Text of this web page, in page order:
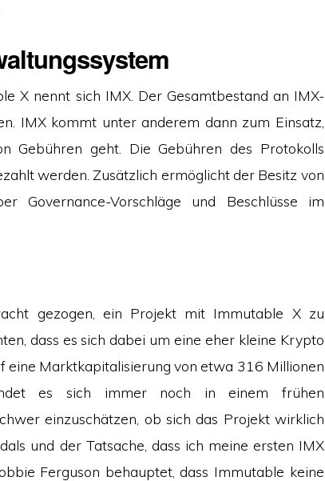
X nennt sich IMX. Der Gesamtbestand an IMX-
IMX kommt unter anderem dann zum Einsatz,
Gebühren geht. Die Gebühren des Protokolls
werden. Zusätzlich ermöglicht der Besitz von
Governance-Vorschläge und Beschlüsse im
gezogen, ein Projekt mit Immutable X zu
dass es sich dabei um eine eher kleine Krypto
eine Marktkapitalisierung von etwa 316 Millionen
es sich immer noch in einem frühen
einzuschätzen, ob sich das Projekt wirklich
und der Tatsache, dass ich meine ersten IMX
Ferguson behauptet, dass Immutable keine